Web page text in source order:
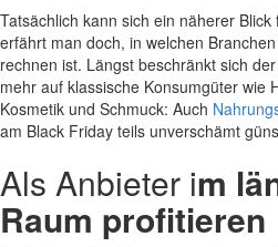
Tatsächlich kann sich ein näherer
erfährt man doch, in welchen
rechnen ist. Längst beschränkt sich
mehr auf klassische Konsumgüter wie
Kosmetik und Schmuck: Auch
am Black Friday teils unverschämt
Als Anbieter im
Raum profitieren